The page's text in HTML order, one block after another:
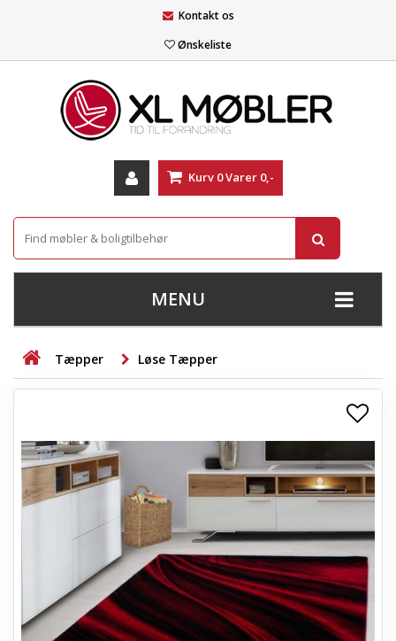
Kontakt os
Ønskeliste
Kurv 0Varer 0,-
MENU
+
STUE
+
+
SOVEVÆRELSE
+
KONTORMØBLER
+
+
+
ENTREMØBLER
Tæpper Løse Tæpper